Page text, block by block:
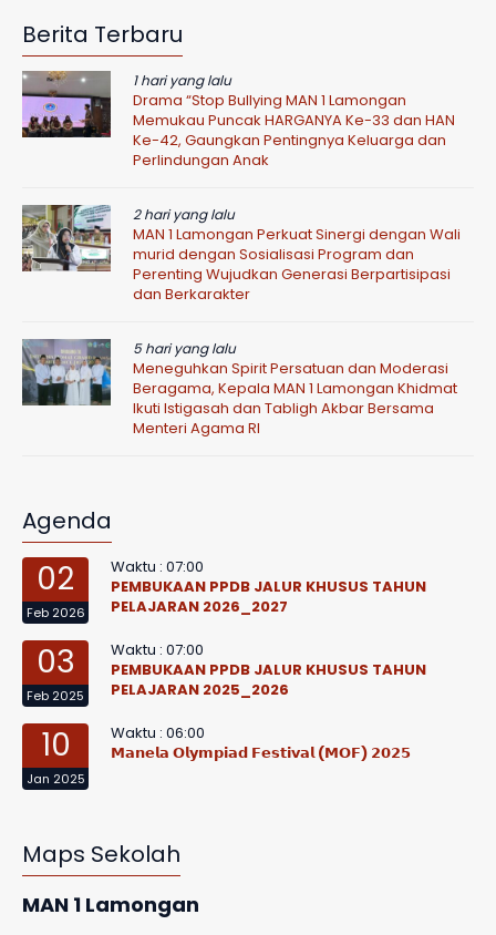
Berita Terbaru
1 hari yang lalu
Drama “Stop Bullying MAN 1 Lamongan
Memukau Puncak HARGANYA Ke-33 dan HAN
Ke-42, Gaungkan Pentingnya Keluarga dan
Perlindungan Anak
2 hari yang lalu
MAN 1 Lamongan Perkuat Sinergi dengan Wali
murid dengan Sosialisasi Program dan
Perenting Wujudkan Generasi Berpartisipasi
dan Berkarakter
5 hari yang lalu
Meneguhkan Spirit Persatuan dan Moderasi
Beragama, Kepala MAN 1 Lamongan Khidmat
Ikuti Istigasah dan Tabligh Akbar Bersama
Menteri Agama RI
Agenda
02
Feb 2026
Waktu : 07:00
PEMBUKAAN PPDB JALUR KHUSUS TAHUN
PELAJARAN 2026_2027
03
Feb 2025
Waktu : 07:00
PEMBUKAAN PPDB JALUR KHUSUS TAHUN
PELAJARAN 2025_2026
10
Jan 2025
Waktu : 06:00
𝗠𝗮𝗻𝗲𝗹𝗮 𝗢𝗹𝘆𝗺𝗽𝗶𝗮𝗱 𝗙𝗲𝘀𝘁𝗶𝘃𝗮𝗹 (𝗠𝗢𝗙) 𝟮𝟬𝟮𝟱
Maps Sekolah
MAN 1 Lamongan